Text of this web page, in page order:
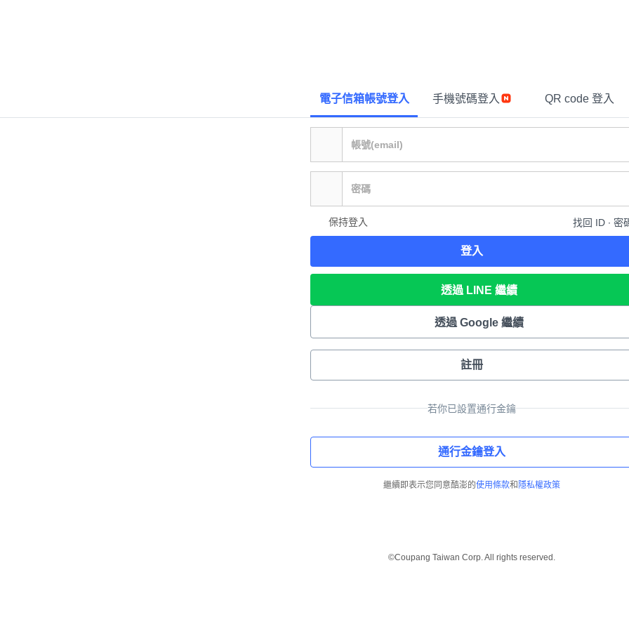
電子信箱帳號登入 手機號碼登入 QR code 登入
保持登入 找回 ID ∙ 密
登入
透過 LINE 繼續
透過 Google 繼續
註冊
若你已設置通行金鑰
通行金鑰登入
繼續即表示您同意酷澎的使用條款和 隱私權政策
©Coupang Taiwan Corp. All rights reserved.